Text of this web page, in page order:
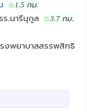
charge of 170฿
ง กวาด-ถู,ทำความ
and balcony
าย บิ๊กซี, แม็คโคร,
2นาที, เซ่เว่น อี
แค่ 1นาที ประมาณ60
1.5 กม.
ร.นารีนุกูล 3.7 กม.
งพยาบาลสรรพสิทธิ